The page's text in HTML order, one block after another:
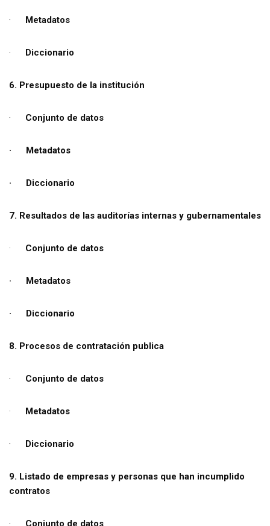
· Metadatos
· Diccionario
6. Presupuesto de la institución
· Conjunto de datos
· Metadatos
· Diccionario
7. Resultados de las auditorías internas y gubernamentales
· Conjunto de datos
· Metadatos
· Diccionario
8. Procesos de contratación publica
· Conjunto de datos
· Metadatos
· Diccionario
9. Listado de empresas y personas que han incumplido
contratos
· Conjunto de datos